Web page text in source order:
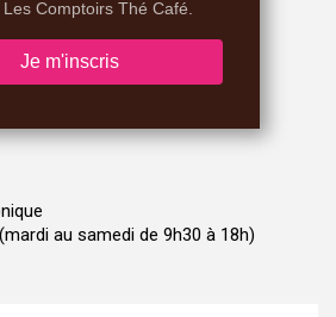
au samedi de 9h30 à 18h)